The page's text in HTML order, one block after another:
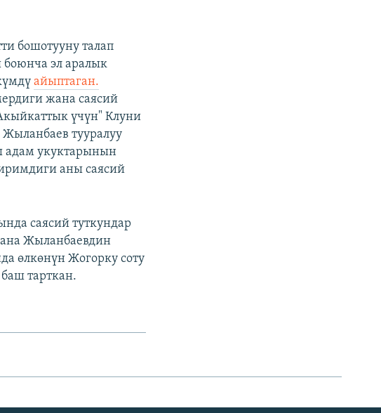
бошотууну талап
эл аралык
айыптаган.
жана саясий
үчүн" Клуни
тууралуу
укуктарынын
аны саясий
саясий туткундар
Жыланбаевдин
өлкөнүн Жогорку соту
тарткан.